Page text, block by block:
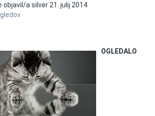
objavil/asilver 21. julij 2014
OGLEDALO